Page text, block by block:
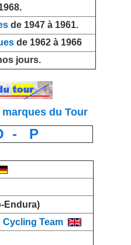
de 1947 à 1961.
de 1962 à 1966
jours.
du Tour
- P
Endura)
Team